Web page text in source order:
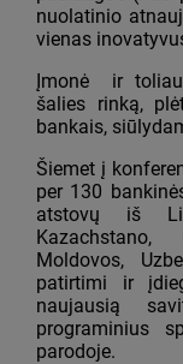
nuolatinio
vienas
Įmonė ir
šalies rinką,
bankais,
Šiemet į
per 130
atstovų iš
Kazachstano,
Moldovos,
patirtimi ir
naujausią
programinius
parodoje.